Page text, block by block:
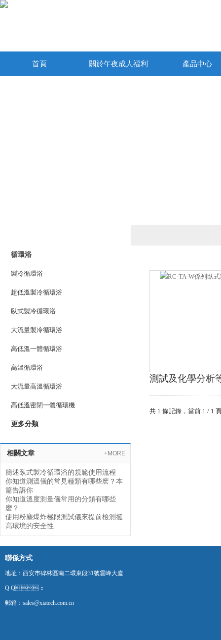
首頁 關於午夜成人福利 產品中心
循環浴
製冷循環浴
超低溫製冷循環浴
臥式製冷循環浴
大流量製冷循環浴
高低溫一體循環浴
高溫循環浴
大流量高溫循環浴
高低溫密閉一體循環機
更多分類
相關文章 +MORE
簡述臥式製冷循環浴的規範使用流程
你知道測溫儀的常見種類有哪些麽？本
篇告訴你
你知道溫度測量儀常用的分類有哪些
麽？
使用粉塵爆炸極限測試儀來提前檢測挺
高環境的安全性
測試及化學分析等
共 1 條記錄，當前
聯係方式
地址：西安市碑林區南二環東段31號雲峰大廈
Q Q：
郵箱：sales@xiatech.com.cn